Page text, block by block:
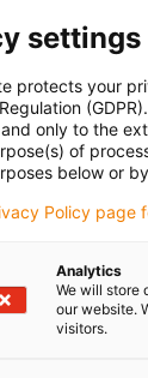
settings
protects your
only to the
of
below or
Policy page
Analytics
We will store
our website.
visitors.